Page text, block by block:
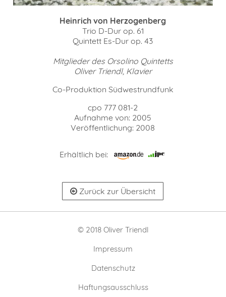
Heinrich von Herzogenberg
Trio D-Dur op. 61
Quintett Es-Dur op. 43
Mitglieder des Orsolino Quintetts
Oliver Triendl, Klavier
Co-Produktion Südwestrundfunk
cpo 777 081-2
Aufnahme von: 2005
Veröffentlichung: 2008
Erhältlich bei:
Zurück zur Übersicht
© 2018 Oliver Triendl
Impressum
Datenschutz
Haftungsausschluss